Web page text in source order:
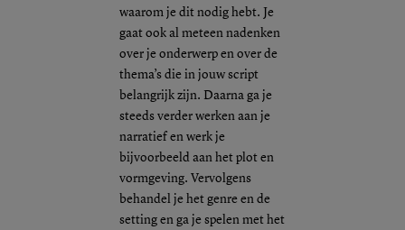
waarom je dit nodig hebt. Je
gaat ook al meteen nadenken
over je onderwerp en over de
thema’s die in jouw script
belangrijk zijn. Daarna ga je
steeds verder werken aan je
narratief en werk je
bijvoorbeeld aan het plot en
vormgeving. Vervolgens
behandel je het genre en de
setting en ga je spelen met het